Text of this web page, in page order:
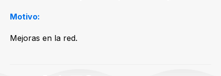
Motivo:
Mejoras en la red.